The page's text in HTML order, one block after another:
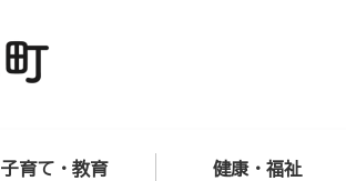
子育て・教育 健康・福祉